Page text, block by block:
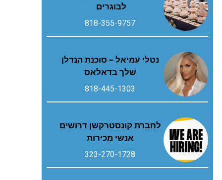
לבוגרים
818-355-9757
נטלי עמיאל – סוכנת הנדלן
שלך בדאלאס
818-445-1303
לחברת קונסטרקשן דרושים
אנשי מכירות
323-270-1728